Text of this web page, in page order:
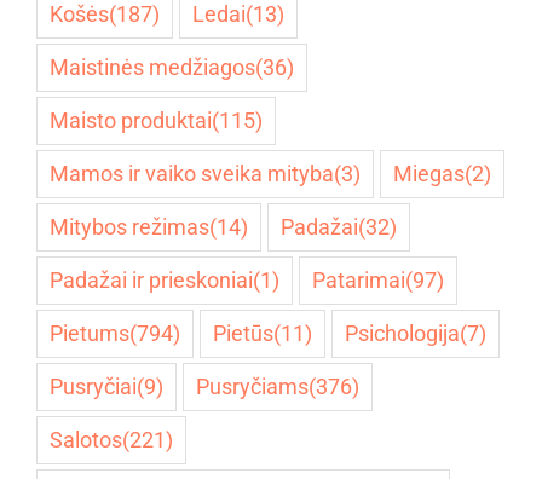
Košės(187) Ledai(13)
Maistinės medžiagos(36)
Maisto produktai(115)
Mamos ir vaiko sveika mityba(3) Miegas(2)
Mitybos režimas(14) Padažai(32)
Padažai ir prieskoniai(1) Patarimai(97)
Pietums(794) Pietūs(11) Psichologija(7)
Pusryčiai(9) Pusryčiams(376)
Salotos(221)